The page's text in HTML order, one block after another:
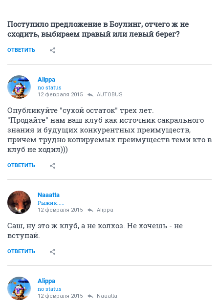
Поступило предложение в Боулинг, отчего ж не
сходить, выбираем правый или левый берег?
ОТВЕТИТЬ
Alippa
no status
12 февраля 2015 AUTOBUS
Опубликуйте "сухой остаток" трех лет.
"Продайте" нам ваш клуб как источник сакрального
знания и будущих конкурентных преимуществ,
причем трудно копируемых преимуществ теми кто в
клуб не ходил)))
ОТВЕТИТЬ
Naaatta
Рыжик.....
12 февраля 2015 Alippa
Саш, ну это ж клуб, а не колхоз. Не хочешь - не
вступай.
ОТВЕТИТЬ
Alippa
no status
12 февраля 2015 Naaatta